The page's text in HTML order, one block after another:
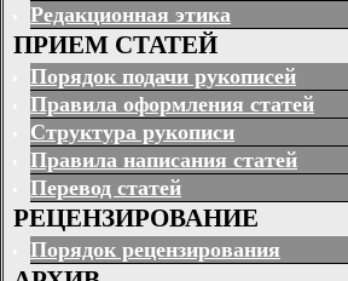
Редакционная этика
ПРИЕМ СТАТЕЙ
Порядок подачи рукописей
Правила оформления статей
Структура рукописи
Правила написания статей
Перевод статей
РЕЦЕНЗИРОВАНИЕ
Порядок рецензирования